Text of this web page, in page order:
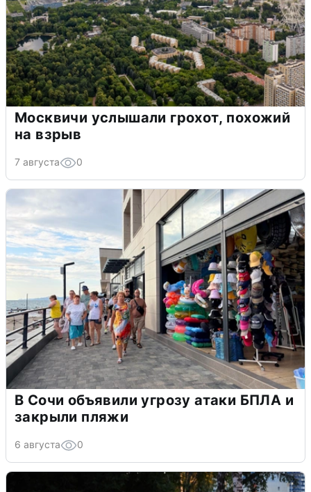
Москвичи услышали грохот, похожий
на взрыв
7 августа 0
В Сочи объявили угрозу атаки БПЛА и
закрыли пляжи
6 августа 0